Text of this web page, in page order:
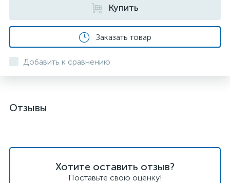
Купить
Заказать товар
Добавить к сравнению
Отзывы
Хотите оставить отзыв?
Поставьте свою оценку!